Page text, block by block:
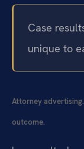
Case
unique to
Attorney
outcome.